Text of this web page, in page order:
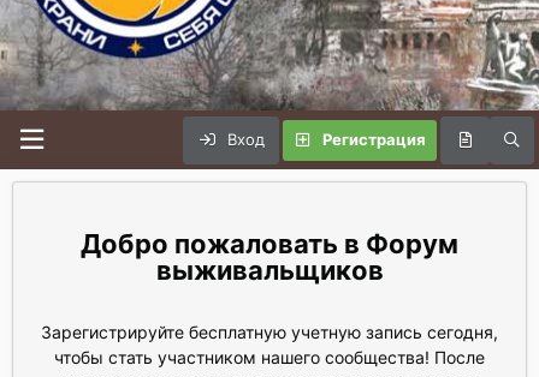
Вход Регистрация
Форум
выживальщиков
Зарегистрируйте бесплатную учетную запись сегодня,
чтобы стать участником нашего сообщества! После